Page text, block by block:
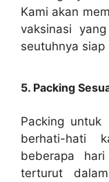
Kami akan
vaksinasi
seutuhnya
5. Packing
Packing untuk
berhati-hati
beberapa
terturut